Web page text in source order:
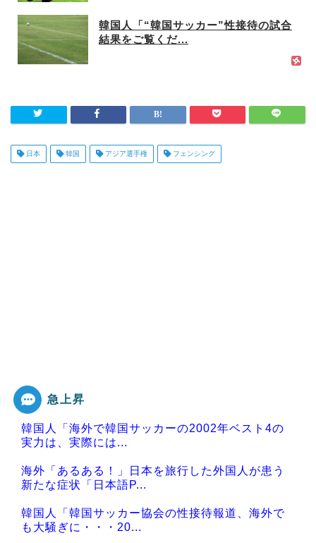
韓国人「“韓国サッカー”性接待の試合
結果をご覧くだ...
日本 韓国 アジア選手権 フェンシング
急上昇
韓国人「海外で韓国サッカーの2002年ベスト4の
実力は、実際には...
海外「あるある！」日本を旅行した外国人が患う
新たな症状「日本語P...
韓国人「韓国サッカー協会の性接待報道、海外で
も大騒ぎに・・・20...